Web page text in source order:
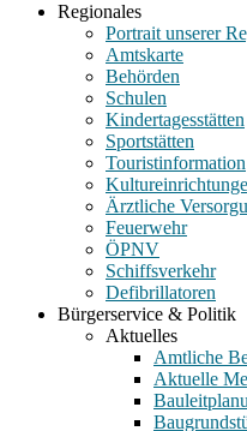
Regionales
Portrait unserer
Amtskarte
Behörden
Schulen
Kindertagesstätten
Sportstätten
Touristinformation
Ärztliche
Feuerwehr
ÖPNV
Schiffsverkehr
Defibrillatoren
Bürgerservice & Politik
Aktuelles
Amtliche
Aktuelle